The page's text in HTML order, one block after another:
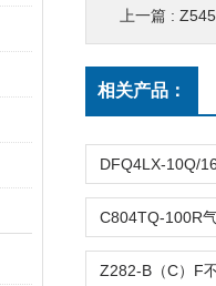
上一篇 :
相关产品：